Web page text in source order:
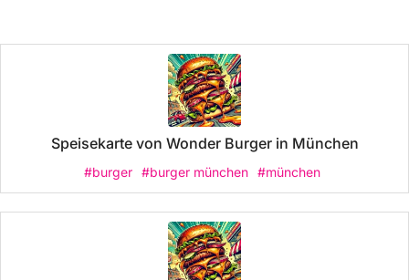
Speisekarte von Wonder Burger in München
#burger #burger münchen #münchen